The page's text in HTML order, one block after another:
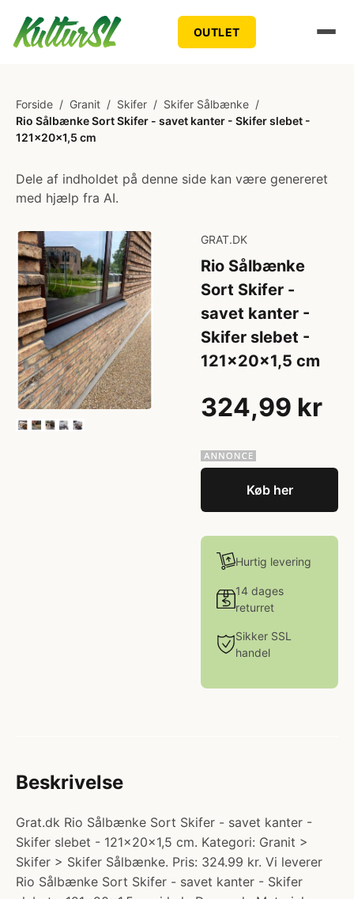
OUTLET
Forside / Granit / Skifer / Skifer Sålbænke /
Rio Sålbænke Sort Skifer - savet kanter - Skifer slebet -
121x20x1,5 cm
Dele af indholdet på denne side kan være genereret
med hjælp fra AI.
GRAT.DK
Rio Sålbænke
Sort Skifer -
savet kanter -
Skifer slebet -
121x20x1,5 cm
324,99 kr
Køb her
Hurtig levering
14 dages
returret
Sikker SSL
handel
Beskrivelse
Grat.dk Rio Sålbænke Sort Skifer - savet kanter -
Skifer slebet - 121x20x1,5 cm. Kategori: Granit >
Skifer > Skifer Sålbænke. Pris: 324.99 kr. Vi leverer
Rio Sålbænke Sort Skifer - savet kanter - Skifer